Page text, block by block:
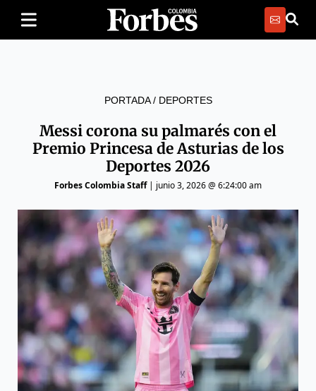
PORTADA/ DEPORTES
Messi corona su palmarés con el
Premio Princesa de Asturias de los
Deportes 2026
Forbes Colombia Staff| junio 3, 2026 @ 6:24:00 am